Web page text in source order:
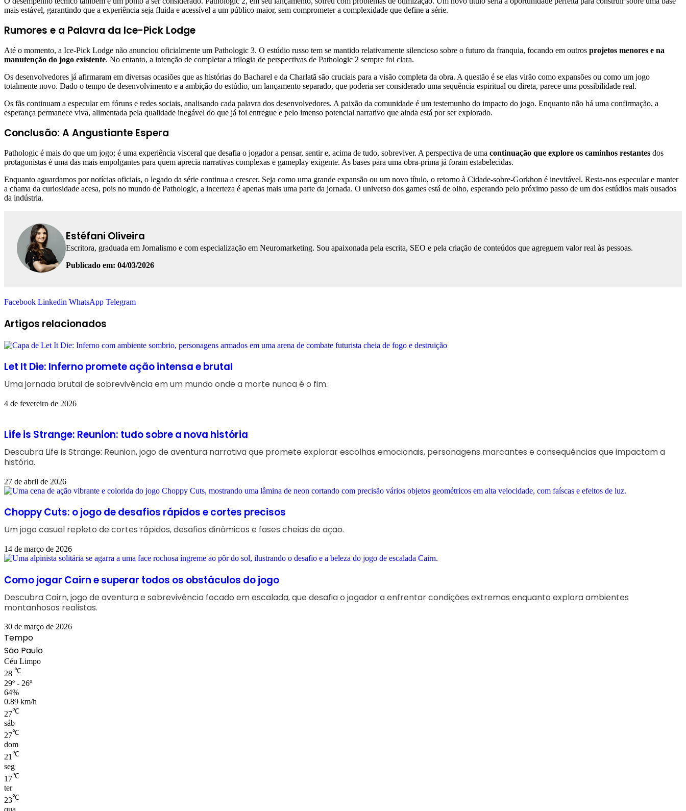
mais estável, garantindo que a experiência seja fluida e acessível a um público maior, sem comprometer a complexidade que define a série.
Rumores e a Palavra da Ice-Pick Lodge
Até o momento, a Ice-Pick Lodge não anunciou oficialmente um Pathologic 3. O estúdio russo tem se mantido relativamente silencioso sobre o futuro da franquia, focando em outros projetos menores e na
manutenção do jogo existente. No entanto, a intenção de completar a trilogia de perspectivas de Pathologic 2 sempre foi clara.
Os desenvolvedores já afirmaram em diversas ocasiões que as histórias do Bacharel e da Charlatã são cruciais para a visão completa da obra. A questão é se elas virão como expansões ou como um jogo
totalmente novo. Dado o tempo de desenvolvimento e a ambição do estúdio, um lançamento separado, que poderia ser considerado uma sequência espiritual ou direta, parece uma possibilidade real.
Os fãs continuam a especular em fóruns e redes sociais, analisando cada palavra dos desenvolvedores. A paixão da comunidade é um testemunho do impacto do jogo. Enquanto não há uma confirmação, a
esperança permanece viva, alimentada pela qualidade inegável do que já foi entregue e pelo imenso potencial narrativo que ainda está por ser explorado.
Conclusão: A Angustiante Espera
Pathologic é mais do que um jogo; é uma experiência visceral que desafia o jogador a pensar, sentir e, acima de tudo, sobreviver. A perspectiva de uma continuação que explore os caminhos restantes dos
protagonistas é uma das mais empolgantes para quem aprecia narrativas complexas e gameplay exigente. As bases para uma obra-prima já foram estabelecidas.
Enquanto aguardamos por notícias oficiais, o legado da série continua a crescer. Seja como uma grande expansão ou um novo título, o retorno à Cidade-sobre-Gorkhon é inevitável. Resta-nos especular e manter
a chama da curiosidade acesa, pois no mundo de Pathologic, a incerteza é apenas mais uma parte da jornada. O universo dos games está de olho, esperando pelo próximo passo de um dos estúdios mais ousados
da indústria.
Estéfani Oliveira
Escritora, graduada em Jornalismo e com especialização em Neuromarketing. Sou apaixonada pela escrita, SEO e pela criação de conteúdos que agreguem valor real às pessoas.
Publicado em: 04/03/2026
Facebook Linkedin WhatsApp Telegram
Artigos relacionados
Let It Die: Inferno promete ação intensa e brutal
Uma jornada brutal de sobrevivência em um mundo onde a morte nunca é o fim.
4 de fevereiro de 2026
Life is Strange: Reunion: tudo sobre a nova história
Descubra Life is Strange: Reunion, jogo de aventura narrativa que promete explorar escolhas emocionais, personagens marcantes e consequências que impactam a
história.
27 de abril de 2026
Choppy Cuts: o jogo de desafios rápidos e cortes precisos
Um jogo casual repleto de cortes rápidos, desafios dinâmicos e fases cheias de ação.
14 de março de 2026
Como jogar Cairn e superar todos os obstáculos do jogo
Descubra Cairn, jogo de aventura e sobrevivência focado em escalada, que desafia o jogador a enfrentar condições extremas enquanto explora ambientes
montanhosos realistas.
30 de março de 2026
Tempo
São Paulo
Céu Limpo
28 ℃
29º - 26º
64%
0.89 km/h
27℃
sáb
27℃
dom
21℃
seg
17℃
ter
23℃